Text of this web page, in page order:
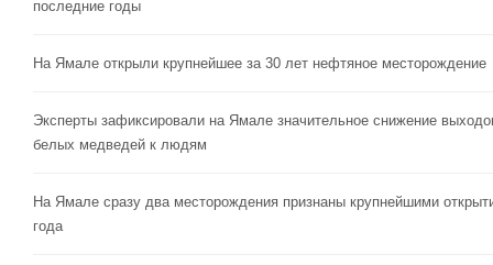
последние годы
На Ямале открыли крупнейшее за 30 лет нефтяное месторождение
Эксперты зафиксировали на Ямале значительное снижение
белых медведей к людям
На Ямале сразу два месторождения признаны крупнейшими
года